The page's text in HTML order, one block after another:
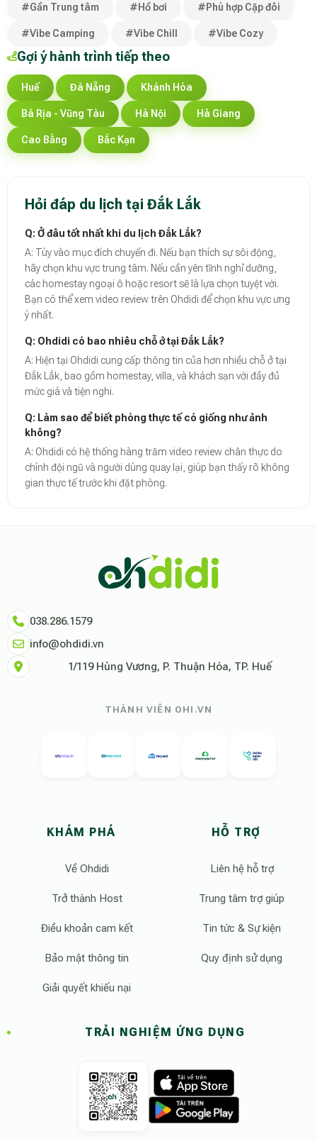
#Gần Trung tâm #Hồ bơi #Phù hợp Cặp đôi
#Vibe Camping #Vibe Chill #Vibe Cozy
Gợi ý hành trình tiếp theo
Huế Đà Nẵng Khánh Hòa
Bà Rịa - Vũng Tàu Hà Nội Hà Giang
Cao Bằng Bắc Kạn
Hỏi đáp du lịch tại Đắk Lắk
Q: Ở đâu tốt nhất khi du lịch Đắk Lắk?
A: Tùy vào mục đích chuyến đi. Nếu bạn thích sự sôi động,
hãy chọn khu vực trung tâm. Nếu cần yên tĩnh nghỉ dưỡng,
các homestay ngoại ô hoặc resort sẽ là lựa chọn tuyệt vời.
Bạn có thể xem video review trên Ohdidi để chọn khu vực ưng
ý nhất.
Q: Ohdidi có bao nhiêu chỗ ở tại Đắk Lắk?
A: Hiện tại Ohdidi cung cấp thông tin của hơn nhiều chỗ ở tại
Đắk Lắk, bao gồm homestay, villa, và khách sạn với đầy đủ
mức giá và tiện nghi.
Q: Làm sao để biết phòng thực tế có giống như ảnh
không?
A: Ohdidi có hệ thống hàng trăm video review chân thực do
chính đội ngũ và người dùng quay lại, giúp bạn thấy rõ không
gian thực tế trước khi đặt phòng.
Ohdidi Facebook Official,
038.286.1579
info@ohdidi.vn
1/119 Hùng Vương, P. Thuận Hóa, TP. Huế
THÀNH VIÊN OHI.VN
KHÁM PHÁ
Về Ohdidi
Trở thành Host
Điều khoản cam kết
Bảo mật thông tin
Giải quyết khiếu nại
HỖ TRỢ
Liên hệ hỗ trợ
Trung tâm trợ giúp
Tin tức & Sự kiện
Quy định sử dụng
TRẢI NGHIỆM ỨNG DỤNG